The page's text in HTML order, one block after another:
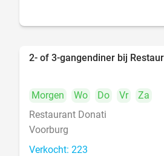
food
2- of 3-gangendiner bij
Morgen Wo Do Vr
Za
Restaurant Donati
Voorburg
Verkocht: 223